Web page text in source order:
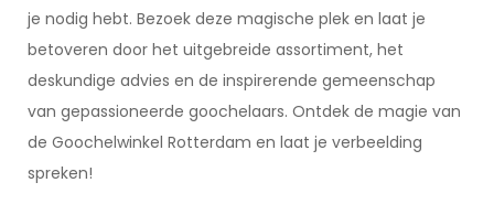
je nodig hebt. Bezoek deze magische plek en laat je
betoveren door het uitgebreide assortiment, het
deskundige advies en de inspirerende gemeenschap
van gepassioneerde goochelaars. Ontdek de magie van
de Goochelwinkel Rotterdam en laat je verbeelding
spreken!